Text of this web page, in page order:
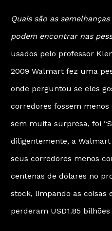
Quais são as
podem encontrar nas
usados pelo professor
2009 Walmart fez uma
onde perguntou se eles
corredores fossem menos
sem muita surpresa, foi
diligentemente, a
seus corredores menos
centenas de dólares no
stock, limpando as coisas
perderam USD1.85